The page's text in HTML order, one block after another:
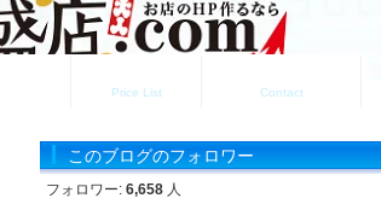
このブログのフォロワー
フォロワー: 6,658 人
Price List Contact